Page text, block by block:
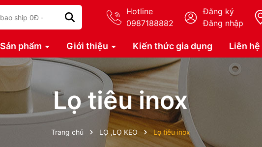
Hotline
0987188882
Đăng ký
Đăng nhập
Sản phẩm Giới thiệu Kiến thức gia dụng Liên hệ
Lọ tiêu inox
Trang chủ LỌ ,LỌ KEO Lọ tiêu inox